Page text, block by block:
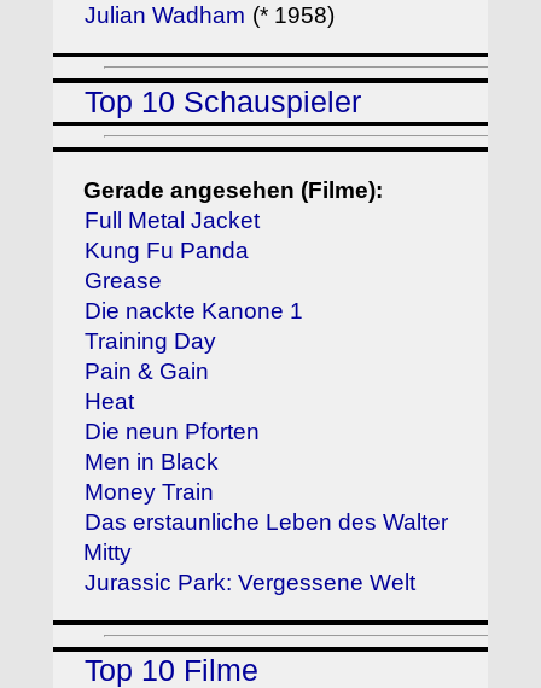
Julian Wadham (* 1958)
Top 10 Schauspieler
Gerade angesehen (Filme):
Full Metal Jacket
Kung Fu Panda
Grease
Die nackte Kanone 1
Training Day
Pain & Gain
Heat
Die neun Pforten
Men in Black
Money Train
Das erstaunliche Leben des Walter
Mitty
Jurassic Park: Vergessene Welt
Top 10 Filme